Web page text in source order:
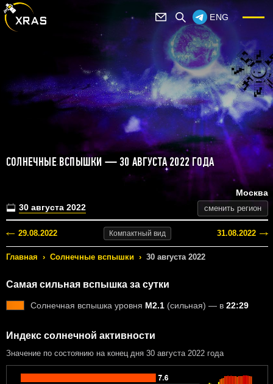
ENG
СОЛНЕЧНЫЕ ВСПЫШКИ — 30 АВГУСТА 2022 ГОДА
30 августа 2022
Москва
сменить регион
29.08.2022 Компактный вид 31.08.2022
Главная › Солнечные вспышки › 30 августа 2022
Самая сильная вспышка за сутки
Солнечная вспышка уровня M2.1 (сильная) — в 22:29
Индекс солнечной активности
Значение по состоянию на конец дня 30 августа 2022 года